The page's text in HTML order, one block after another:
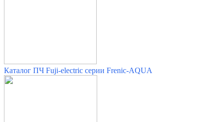
Каталог ПЧ Fuji-electric серии Frenic-AQUA